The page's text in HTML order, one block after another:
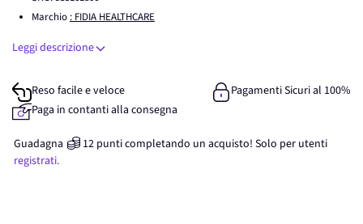
Marchio : FIDIA HEALTHCARE
Leggi descrizione
Reso facile e veloce
Pagamenti Sicuri al 100%
Paga in contanti alla consegna
Guadagna 12 punticompletando un acquisto! Solo per utenti
registrati.